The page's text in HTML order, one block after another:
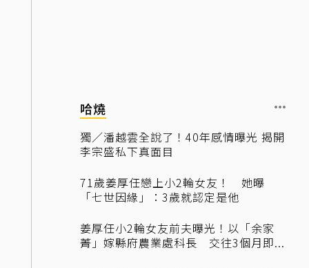
哈燒
獨／潘越雲全說了！40年感情曝光 揭開
李宗盛私下真面目
71歲姜厚任戀上小2輪女友！ 她曝
「七世因緣」：3歲就認定是他
姜厚任小2輪女友前夫曝光！以「余家
菁」嫁縣府農業處科長 交往3個月即...